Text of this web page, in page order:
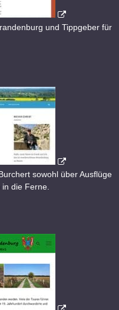
und Tippgeber für
sowohl über Ausflüge
die Ferne.